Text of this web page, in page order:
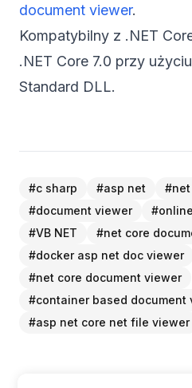
document viewer.
Kompatybilny z .NET
.NET Core 7.0 przy
Standard DLL.
#c sharp #asp net #
#document viewer #
#VB NET #net core
#docker asp net doc viewer
#net core document viewer
#container based document
#asp net core net file viewer